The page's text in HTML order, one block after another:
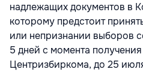
надлежащих документов в
которому предстоит
или непризнании выборов
5 дней с момента
Центризбиркома, до 25